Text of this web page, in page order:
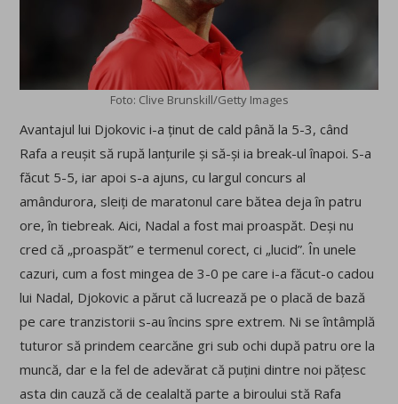
Foto: Clive Brunskill/Getty Images
Avantajul lui Djokovic i-a ținut de cald până la 5-3, când
Rafa a reușit să rupă lanțurile și să-și ia break-ul înapoi. S-a
făcut 5-5, iar apoi s-a ajuns, cu largul concurs al
amândurora, sleiți de maratonul care bătea deja în patru
ore, în tiebreak. Aici, Nadal a fost mai proaspăt. Deși nu
cred că „proaspăt” e termenul corect, ci „lucid”. În unele
cazuri, cum a fost mingea de 3-0 pe care i-a făcut-o cadou
lui Nadal, Djokovic a părut că lucrează pe o placă de bază
pe care tranzistorii s-au încins spre extrem. Ni se întâmplă
tuturor să prindem cearcăne gri sub ochi după patru ore la
muncă, dar e la fel de adevărat că puțini dintre noi pățesc
asta din cauză că de cealaltă parte a biroului stă Rafa